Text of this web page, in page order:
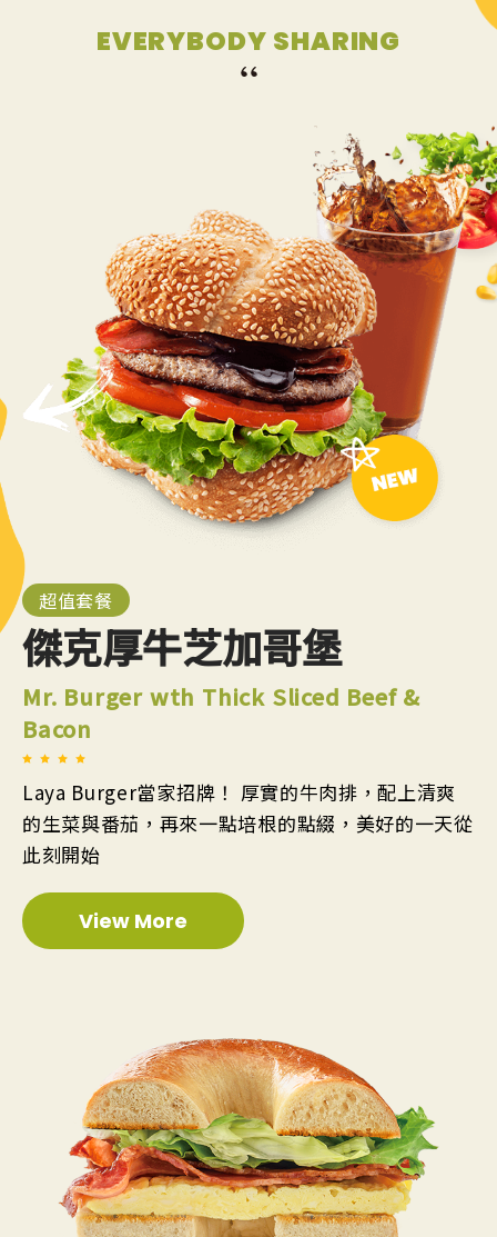
EVERYBODY SHARING
超值套餐
傑克厚牛芝加哥堡
Mr. Burger wth Thick Sliced Beef &
Bacon
Laya Burger當家招牌！ 厚實的牛肉排，配上清爽
的生菜與番茄，再來一點培根的點綴，美好的一天從
此刻開始
View More